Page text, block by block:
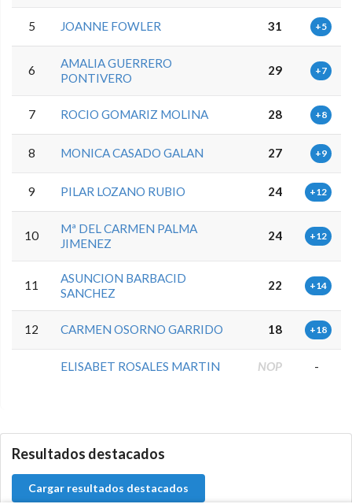
5 JOANNE FOWLER 31 +5
6
AMALIA GUERRERO
PONTIVERO
29 +7
7 ROCIO GOMARIZ MOLINA 28 +8
8 MONICA CASADO GALAN 27 +9
9 PILAR LOZANO RUBIO 24 +12
10
Mª DEL CARMEN PALMA
JIMENEZ
24 +12
11
ASUNCION BARBACID
SANCHEZ
22 +14
12 CARMEN OSORNO GARRIDO 18 +18
ELISABET ROSALES MARTIN NOP -
Resultados destacados
Cargar resultados destacados